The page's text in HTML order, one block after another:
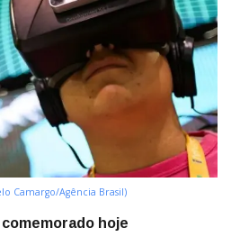
Camargo/Agência Brasil)
hoje